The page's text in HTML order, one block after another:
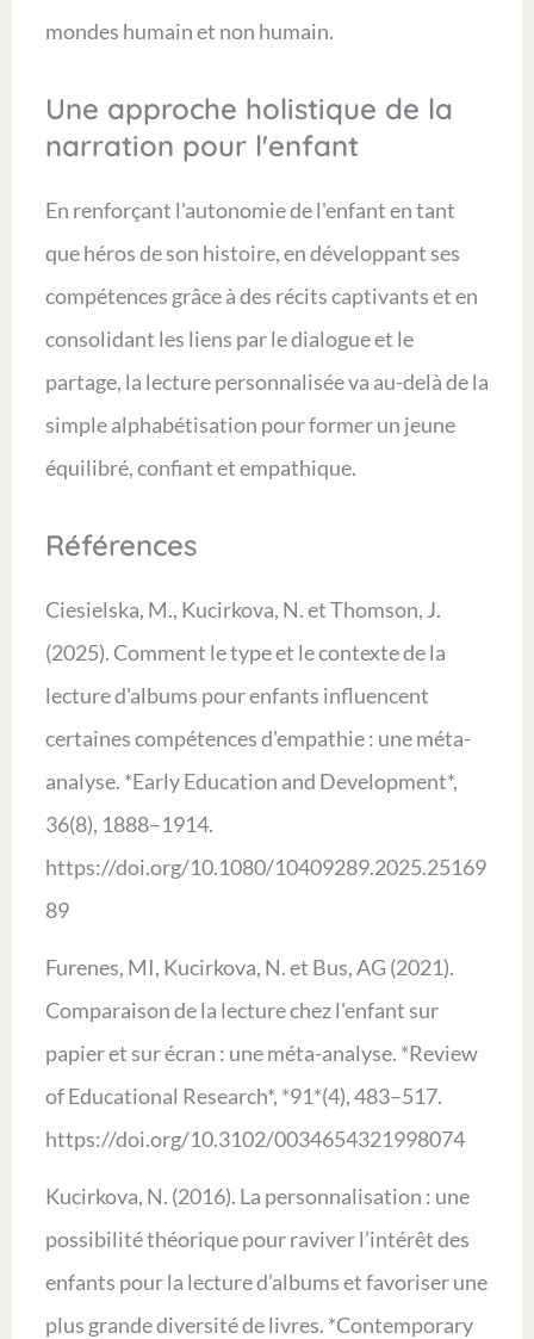
mondes humain et non humain.
Une approche holistique de la
narration pour l'enfant
En renforçant l'autonomie de l'enfant en tant
que héros de son histoire, en développant ses
compétences grâce à des récits captivants et en
consolidant les liens par le dialogue et le
partage, la lecture personnalisée va au-delà de la
simple alphabétisation pour former un jeune
équilibré, confiant et empathique.
Références
Ciesielska, M., Kucirkova, N. et Thomson, J.
(2025). Comment le type et le contexte de la
lecture d'albums pour enfants influencent
certaines compétences d'empathie : une méta-
analyse. *Early Education and Development*,
36(8), 1888–1914.
https://doi.org/10.1080/10409289.2025.25169
89
Furenes, MI, Kucirkova, N. et Bus, AG (2021).
Comparaison de la lecture chez l'enfant sur
papier et sur écran : une méta-analyse. *Review
of Educational Research*, *91*(4), 483–517.
https://doi.org/10.3102/0034654321998074
Kucirkova, N. (2016). La personnalisation : une
possibilité théorique pour raviver l’intérêt des
enfants pour la lecture d’albums et favoriser une
plus grande diversité de livres. *Contemporary